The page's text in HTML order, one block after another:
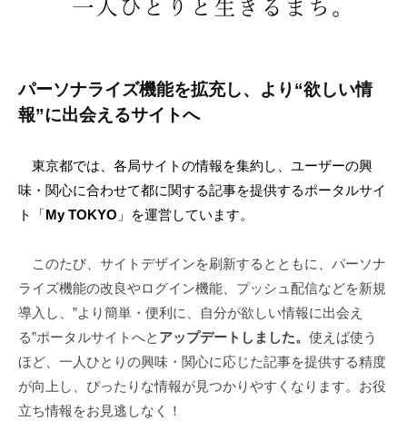
パーソナライズ機能を拡充し、より“欲しい情
報”に出会えるサイトへ
東京都では、各局サイトの情報を集約し、ユーザーの興
味・関心に合わせて都に関する記事を提供するポータルサイ
ト「My TOKYO 」を運営しています。
このたび、サイトデザインを刷新するとともに、パーソナ
ライズ機能の改良やログイン機能、プッシュ配信などを新規
導入し、”より簡単・便利に、自分が欲しい情報に出会え
る”ポータルサイトへと アップデートしました。 使えば使う
ほど、一人ひとりの興味・関心に応じた記事を提供する精度
が向上し、ぴったりな情報が見つかりやすくなります。お役
立ち情報をお見逃しなく！